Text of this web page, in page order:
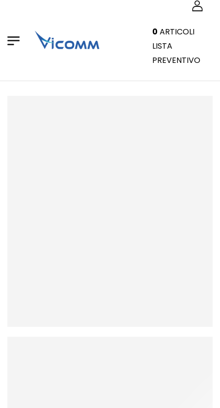
0 ARTICOLI
LISTA
PREVENTIVO